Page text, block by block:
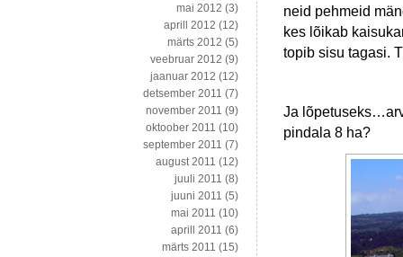
neid pehmeid
kes lõikab
topib sisu tagasi.
Ja
pindala 8 ha?
mai 2012 (3)
aprill 2012 (12)
märts 2012 (5)
veebruar 2012 (9)
jaanuar 2012 (12)
detsember 2011 (7)
november 2011 (9)
oktoober 2011 (10)
september 2011 (7)
august 2011 (12)
juuli 2011 (8)
juuni 2011 (5)
mai 2011 (10)
aprill 2011 (6)
märts 2011 (15)